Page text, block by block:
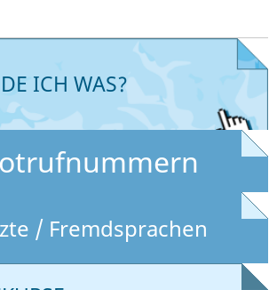
ICH WAS?
/ Fremdsprachen